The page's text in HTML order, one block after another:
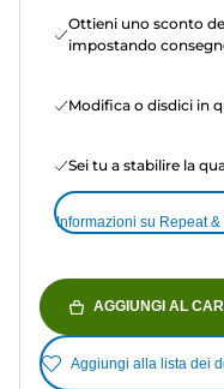
Ottieni uno sconto
impostando
Modifica o disdici in
Sei tu a stabilire la
Informazioni su Repeat &
AGGIUNGI AL
Aggiungi alla lista dei